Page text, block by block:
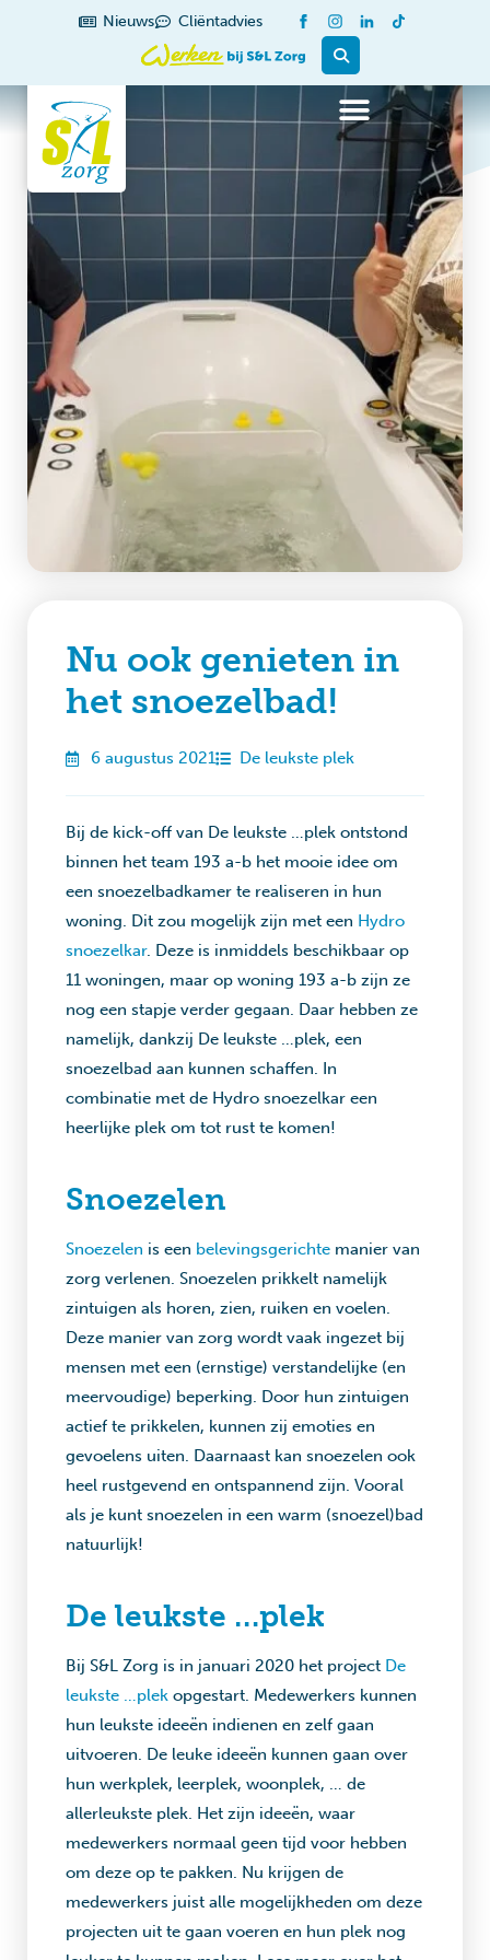
Nieuws Cliëntadvies
Nu ook genieten in
het snoezelbad!
6 augustus 2021 De leukste plek
Bij de kick-off van De leukste …plek ontstond
binnen het team 193 a-b het mooie idee om
een snoezelbadkamer te realiseren in hun
woning. Dit zou mogelijk zijn met een Hydro
snoezelkar. Deze is inmiddels beschikbaar op
11 woningen, maar op woning 193 a-b zijn ze
nog een stapje verder gegaan. Daar hebben ze
namelijk, dankzij De leukste …plek, een
snoezelbad aan kunnen schaffen. In
combinatie met de Hydro snoezelkar een
heerlijke plek om tot rust te komen!
Snoezelen
Snoezelen is een belevingsgerichte manier van
zorg verlenen. Snoezelen prikkelt namelijk
zintuigen als horen, zien, ruiken en voelen.
Deze manier van zorg wordt vaak ingezet bij
mensen met een (ernstige) verstandelijke (en
meervoudige) beperking. Door hun zintuigen
actief te prikkelen, kunnen zij emoties en
gevoelens uiten. Daarnaast kan snoezelen ook
heel rustgevend en ontspannend zijn. Vooral
als je kunt snoezelen in een warm (snoezel)bad
natuurlijk!
De leukste …plek
Bij S&L Zorg is in januari 2020 het project De
leukste …plek opgestart. Medewerkers kunnen
hun leukste ideeën indienen en zelf gaan
uitvoeren. De leuke ideeën kunnen gaan over
hun werkplek, leerplek, woonplek, … de
allerleukste plek. Het zijn ideeën, waar
medewerkers normaal geen tijd voor hebben
om deze op te pakken. Nu krijgen de
medewerkers juist alle mogelijkheden om deze
projecten uit te gaan voeren en hun plek nog